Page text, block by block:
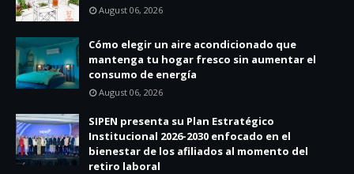
August 06, 2026
Cómo elegir un aire acondicionado que
mantenga tu hogar fresco sin aumentar el
consumo de energía
August 06, 2026
SIPEN presenta su Plan Estratégico
Institucional 2026-2030 enfocado en el
bienestar de los afiliados al momento del
retiro laboral